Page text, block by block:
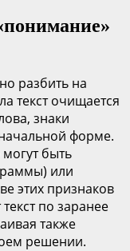
разбить на
текст очищается
знаки
форме.
быть
или
этих признаков
по заранее
также
решении.